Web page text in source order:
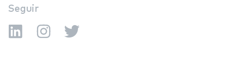
Seguir